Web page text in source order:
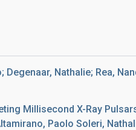
Nathalie; Rea,
Millisecond X-Ray
Paolo Soleri,